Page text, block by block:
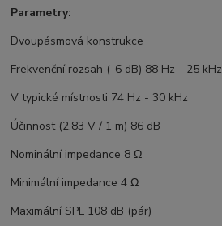
Parametry:
Dvoupásmová konstrukce
Frekvenční rozsah (-6 dB) 88 Hz - 25 kHz
V typické místnosti 74 Hz - 30 kHz
Účinnost (2,83 V / 1 m) 86 dB
Nominální impedance 8 Ω
Minimální impedance 4 Ω
Maximální SPL 108 dB (pár)